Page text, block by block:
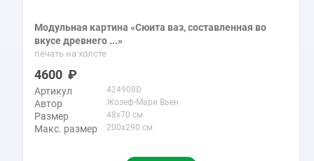
Модульная картина «Сюита ваз, составленная во
вкусе древнего ...»
печать на холсте
4600
Артикул 424908D
Автор Жозеф-Мари Вьен
Размер 48x70 см
Макс. размер 200x290 см